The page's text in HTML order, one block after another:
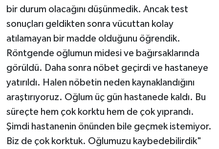
bir durum olacağını düşünmedik. Ancak test
sonuçları geldikten sonra vücuttan kolay
atılamayan bir madde olduğunu öğrendik.
Röntgende oğlumun midesi ve bağırsaklarında
görüldü. Daha sonra nöbet geçirdi ve hastaneye
yatırıldı. Halen nöbetin neden kaynaklandığını
araştırıyoruz. Oğlum üç gün hastanede kaldı. Bu
süreçte hem çok korktu hem de çok yıprandı.
Şimdi hastanenin önünden bile geçmek istemiyor.
Biz de çok korktuk. Oğlumuzu kaybedebilirdik"